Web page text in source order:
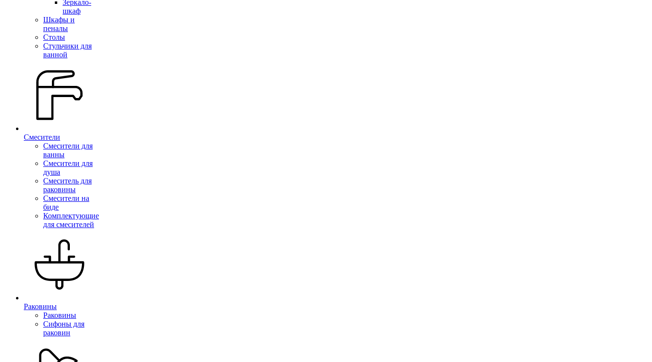
Зеркало-
шкаф
Шкафы и
пеналы
Столы
Стульчики для
ванной
Смесители
Смесители для
ванны
Смесители для
душа
Смеситель для
раковины
Смесители на
биде
Комплектующие
для смесителей
Раковины
Раковины
Сифоны для
раковин